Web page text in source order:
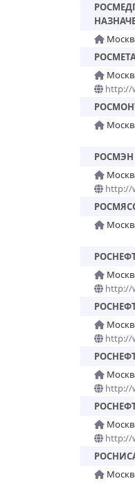
http://
РОСМЭН
http://
http://
http://
http://
http://